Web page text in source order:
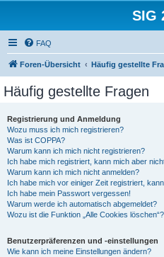
SIG
FAQ
Foren-Übersicht Häufig gestellte
Häufig gestellte Fragen
Registrierung und Anmeldung
Wozu muss ich mich registrieren?
Was ist COPPA?
Warum kann ich mich nicht registrieren?
Ich habe mich registriert, kann mich aber
Warum kann ich mich nicht anmelden?
Ich habe mich vor einiger Zeit registriert,
Ich habe mein Passwort vergessen!
Warum werde ich automatisch abgemeldet?
Wozu ist die Funktion „Alle Cookies löschen“?
Benutzerpräferenzen und -einstellungen
Wie kann ich meine Einstellungen ändern?